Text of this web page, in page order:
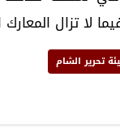
لا تزال
تحرير الشام